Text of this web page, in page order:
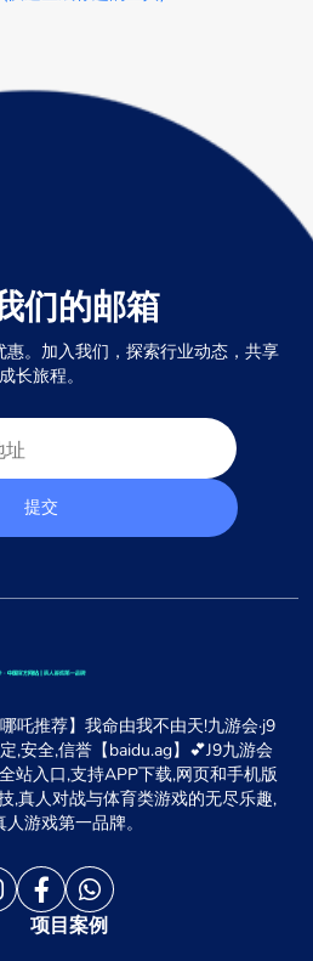
们的邮箱
。加入我们，探索行业动态，共享
成长旅程。
提交
吒推荐】我命由我不由天!九游会·j9
,安全,信誉【baidu.ag】💕J9九游会
站入口,支持APP下载,网页和手机版
,真人对战与体育类游戏的无尽乐趣,
游戏第一品牌。
项目案例